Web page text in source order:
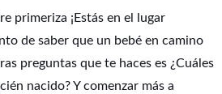
primeriza ¡Estás en el lugar
de saber que un bebé en camino
preguntas que te haces es ¿Cuáles
nacido? Y comenzar más a